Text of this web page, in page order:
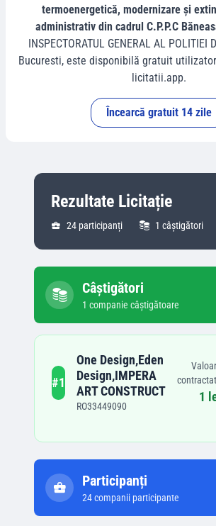
termoenergetică, modernizare și
administrativ din cadrul C.P.P.C
INSPECTORATUL GENERAL AL POLITIEI
Bucuresti, este disponibilă gratuit
licitatii.app.
Încearcă gratuit 14 zile
Rezultate Licitație
24 participanți 1 câștigători
Câștigători
1 companie câștigătoare
#1
One Design,Eden
Design,IMPERA
ART CONSTRUCT
RO33449090
1
Participanți
24companii participante